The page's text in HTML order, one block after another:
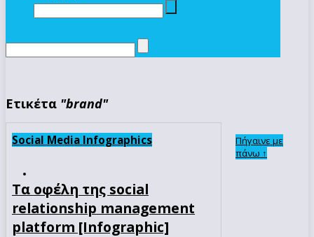
Ετικέτα "brand"
Social Media Infographics
Τα οφέλη της social
relationship management
platform [Infographic]
Πήγαινε με
πάνω ↑